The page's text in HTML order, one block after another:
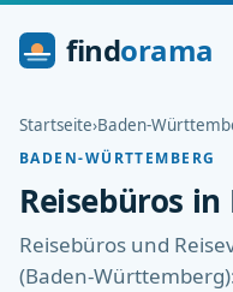
findorama
Startseite›Baden-
BADEN-WÜRTTEMBERG
Reisebüros in
Reisebüros und
(Baden-